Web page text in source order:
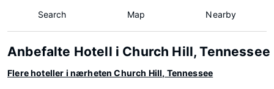
Search Map Nearby
Anbefalte Hotell i Church Hill, Tennessee
Flere hoteller i nærheten Church Hill, Tennessee